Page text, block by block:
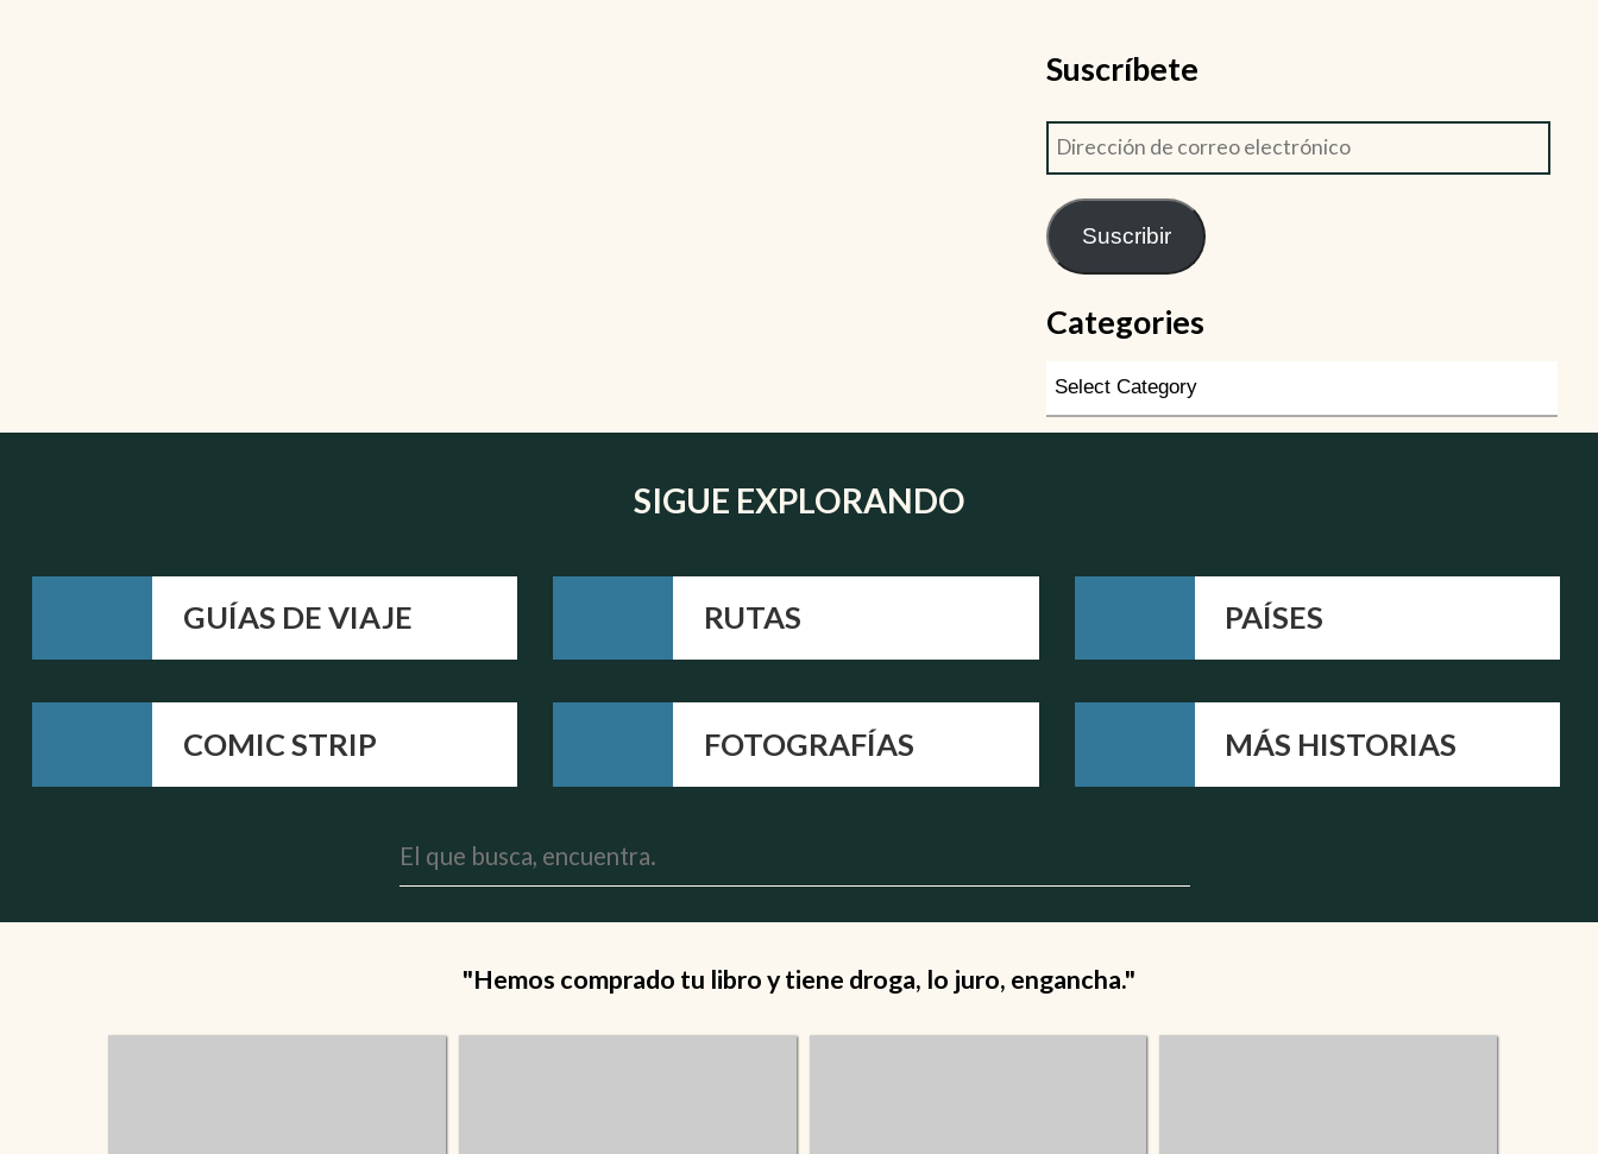
Suscríbete
Suscribir
Categories
SIGUE EXPLORANDO
GUÍAS DE VIAJE RUTAS PAÍSES
COMIC STRIP FOTOGRAFÍAS MÁS HISTORIAS
"Hemos comprado tu libro y tiene droga, lo juro, engancha."